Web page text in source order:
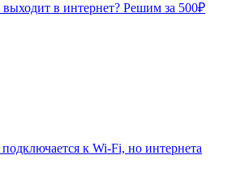
выходит в интернет? Решим за 500₽
к Wi-Fi, но интернета